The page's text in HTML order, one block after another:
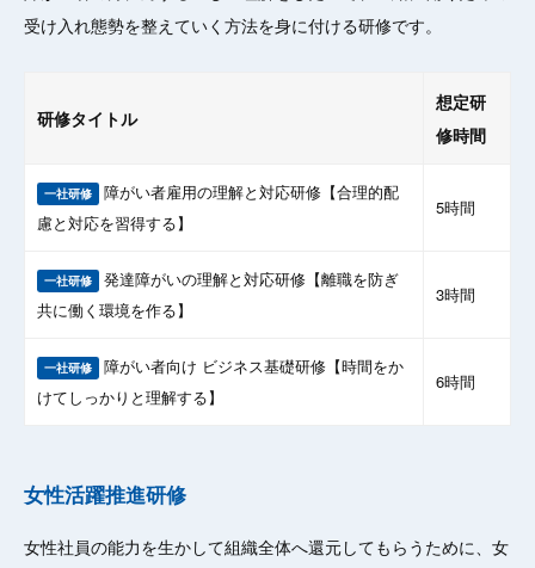
受け入れ態勢を整えていく方法を身に付ける研修です。
研修タイトル
想定研
修時間
一社研修 障がい者雇用の理解と対応研修【合理的配
慮と対応を習得する】
5時間
一社研修 発達障がいの理解と対応研修【離職を防ぎ
共に働く環境を作る】
3時間
一社研修 障がい者向け ビジネス基礎研修【時間をか
けてしっかりと理解する】
6時間
女性活躍推進研修
女性社員の能力を生かして組織全体へ還元してもらうために、女